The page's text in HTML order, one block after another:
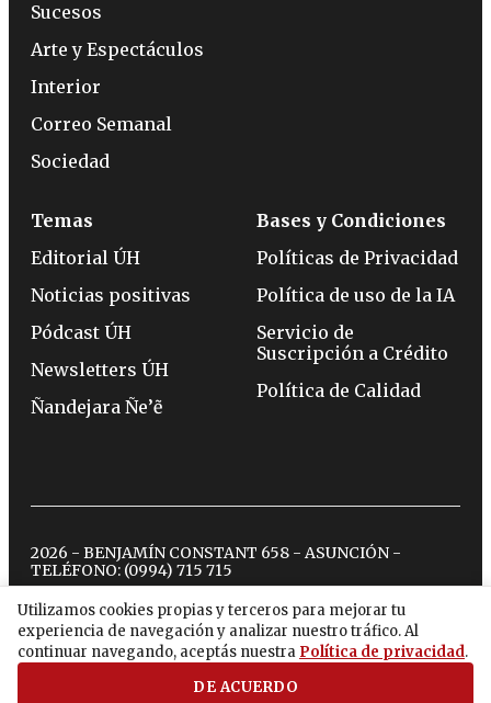
Utilizamos cookies propias y terceros para mejorar tu
experiencia de navegación y analizar nuestro tráfico. Al
continuar navegando, aceptás nuestra Política de privacidad.
DE ACUERDO
Sucesos
Arte y Espectáculos
Interior
Correo Semanal
Sociedad
Temas
Editorial ÚH
Noticias positivas
Pódcast ÚH
Newsletters ÚH
Ñandejara Ñe’ẽ
Bases y Condiciones
Políticas de Privacidad
Política de uso de la IA
Servicio de
Suscripción a Crédito
Política de Calidad
2026 - BENJAMÍN CONSTANT 658 - ASUNCIÓN -
TELÉFONO: (0994) 715 715
twitterinstagram
facebook
tiktokyoutubespotify